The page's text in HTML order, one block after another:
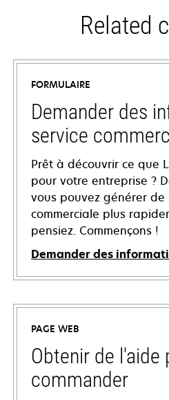
Related
FORMULAIRE
Demander des
service
Prêt à découvrir ce que
pour votre entreprise ?
vous pouvez générer
commerciale plus
pensiez. Commençons !
Demander des
PAGE WEB
Obtenir de l'aide
commander